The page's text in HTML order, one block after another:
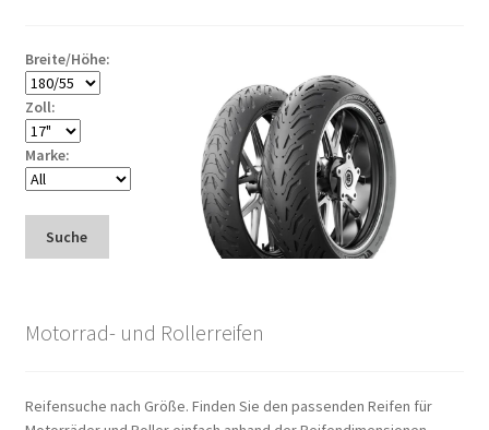
Breite/Höhe:
Zoll:
Marke:
Suche
Motorrad- und Rollerreifen
Reifensuche nach Größe. Finden Sie den passenden Reifen für